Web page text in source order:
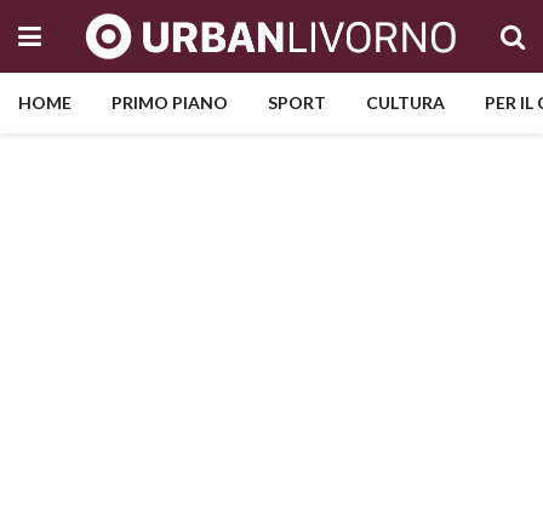
HOME PRIMO PIANO SPORT CULTURA PER